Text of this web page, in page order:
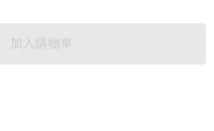
加入購物車